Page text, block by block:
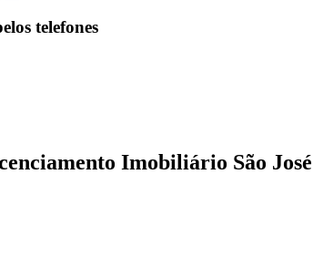
telefones
Imobiliário São